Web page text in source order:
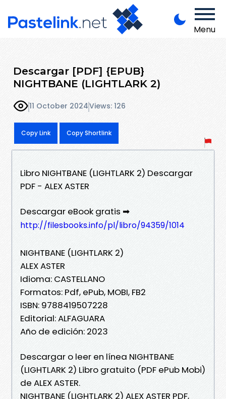
Menu
Descargar [PDF] {EPUB}
NIGHTBANE (LIGHTLARK 2)
11 October 2024Views: 126
Copy Link Copy Shortlink
Libro NIGHTBANE (LIGHTLARK 2) Descargar
PDF - ALEX ASTER
Descargar eBook gratis ➡
http://filesbooks.info/pl/libro/94359/1014
NIGHTBANE (LIGHTLARK 2)
ALEX ASTER
Idioma: CASTELLANO
Formatos: Pdf, ePub, MOBI, FB2
ISBN: 9788419507228
Editorial: ALFAGUARA
Año de edición: 2023
Descargar o leer en línea NIGHTBANE
(LIGHTLARK 2) Libro gratuito (PDF ePub Mobi)
de ALEX ASTER.
NIGHTBANE (LIGHTLARK 2) ALEX ASTER PDF,